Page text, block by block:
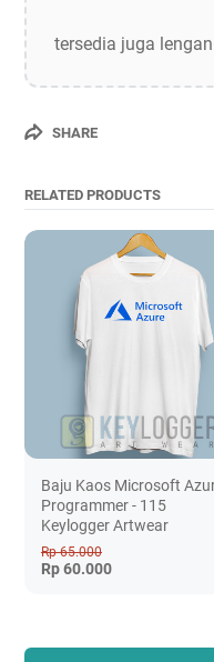
tersedia juga
SHARE
RELATED PRODUCTS
Baju Kaos Microsoft
Programmer - 115
Keylogger Artwear
Rp 65.000
Rp 60.000